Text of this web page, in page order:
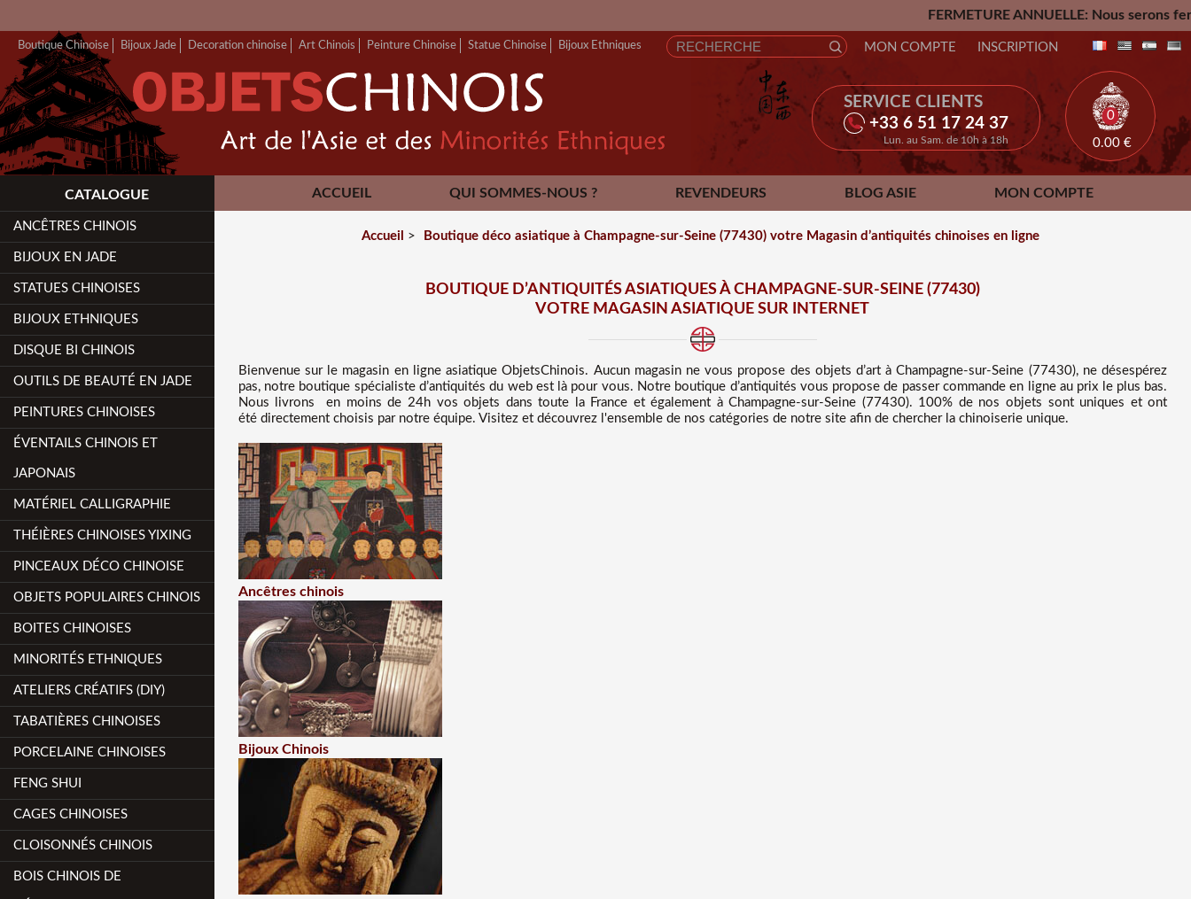
FERMETURE ANNUELLE: Nous serons fermés du
Boutique Chinoise Bijoux Jade Decoration chinoise Art Chinois Peinture Chinoise Statue Chinoise Bijoux Ethniques
SERVICE CLIENTS
+33 6 51 17 24 37
Lun. au Sam. de 10h à 18h
MON COMPTE INSCRIPTION
0
0.00 €
ACCUEIL QUI SOMMES-NOUS ? REVENDEURS BLOG ASIE MON COMPTE
CONTACT
CATALOGUE
ANCÊTRES CHINOIS
BIJOUX EN JADE
STATUES CHINOISES
BIJOUX ETHNIQUES
DISQUE BI CHINOIS
OUTILS DE BEAUTÉ EN JADE
PEINTURES CHINOISES
ÉVENTAILS CHINOIS ET
JAPONAIS
MATÉRIEL CALLIGRAPHIE
THÉIÈRES CHINOISES YIXING
PINCEAUX DÉCO CHINOISE
OBJETS POPULAIRES CHINOIS
BOITES CHINOISES
MINORITÉS ETHNIQUES
ATELIERS CRÉATIFS (DIY)
TABATIÈRES CHINOISES
PORCELAINE CHINOISES
FENG SHUI
CAGES CHINOISES
CLOISONNÉS CHINOIS
BOIS CHINOIS DE
Accueil > Boutique déco asiatique à Champagne-sur-Seine (77430) votre Magasin d’antiquités chinoises en ligne
BOUTIQUE D’ANTIQUITÉS ASIATIQUES À CHAMPAGNE-SUR-SEINE (77430)
VOTRE MAGASIN ASIATIQUE SUR INTERNET
Bienvenue sur le magasin en ligne asiatiqueObjetsChinois. Aucun magasin ne vous propose des objets d’art à Champagne-sur-Seine (77430), ne désespérez
pas, notre boutique spécialiste d’antiquités du web est là pour vous. Notre boutique d’antiquités vous propose de passer commande en ligne au prix le plus bas.
Nous
livrons en moins de 24h vos objets dans toute la France et également à Champagne-sur-Seine (77430). 100% de nos objets sont uniques et ont
été directement choisis par notre équipe. Visitez et découvrez l'ensemble de nos catégories de notre site afin de chercher la chinoiserie unique.
Ancêtres chinois
Bijoux Chinois